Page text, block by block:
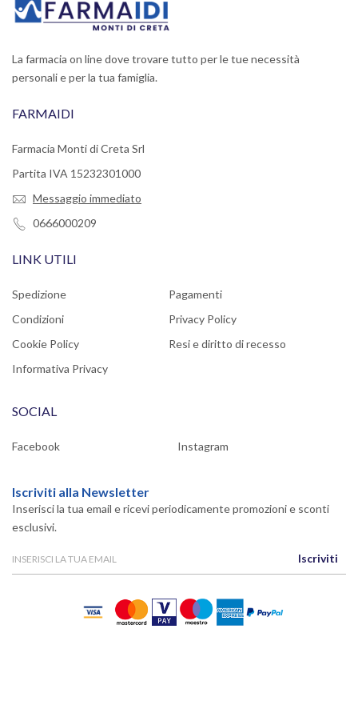
La farmacia on line dove trovare tutto per le tue necessità
personali e per la tua famiglia.
FARMAIDI
Farmacia Monti di Creta Srl
Partita IVA 15232301000
Messaggio immediato
0666000209
LINK UTILI
Spedizione
Pagamenti
Condizioni
Privacy Policy
Cookie Policy
Resi e diritto di recesso
Informativa Privacy
SOCIAL
Facebook Instagram
Iscriviti alla Newsletter
Inserisci la tua email e ricevi periodicamente promozioni e sconti
esclusivi.
Iscriviti